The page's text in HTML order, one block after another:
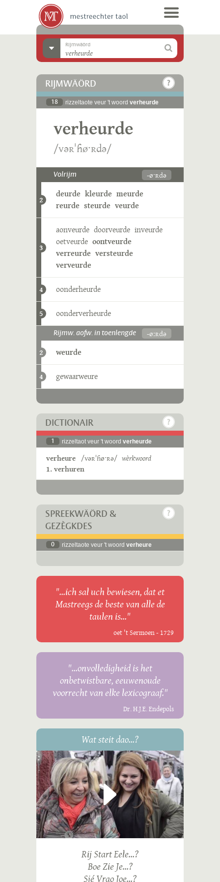
Rijmwäörd
RIJMWÄÖRD
18 rizzeltaote veur 't woord verheurde
verheurde
/vəʀˈɦøˑʀdə/
Volrijm -øˑʀdə
2
deurde kleurde meurde
reurde steurde veurde
3
aonveurde doorveurde inveurde
oetveurde oontveurde
verreurde versteurde
verveurde
4 oonderheurde
5 oonderverheurde
Rijmw. aofw. in toenlengde -øːʀdə
2 weurde
4 gewaarweure
DICTIONAIR
1 rizzeltaot veur 't woord verheurde
verheure /vəʀˈɦøˑʀə/ wèrkwoord
1. verhuren
SPREEKWÄÖRD &
GEZÈGKDES
0 rizzeltaote veur 't woord verheure
"...ich sal uch bewiesen, dat et
Mastreegs de beste van alle de
taulen is..."
oet 't Sermoen - 1729
"...onvolledigheid is het
onbetwistbare, eeuwenoude
voorrecht van elke lexicograaf."
Dr. H.J.E. Endepols
Wat steit dao...?
Rij Start Eele...?
Boe Zie Je...?
Sjé Vrao Joe...?